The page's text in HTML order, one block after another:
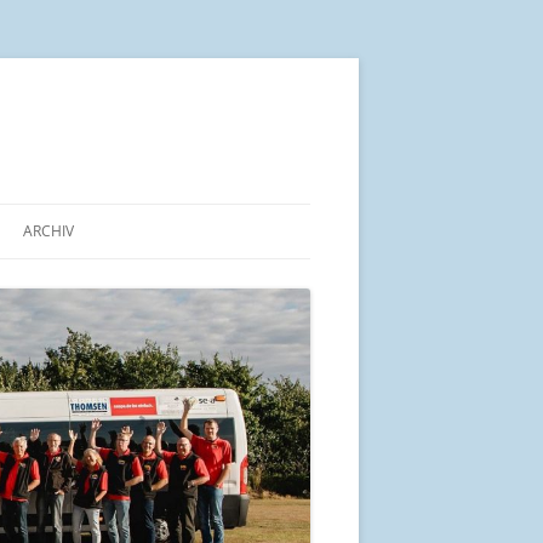
SEINE LAGE
ARCHIV
ARBEITSGEMEINSCHAFT „PRO
BÜRGERBUS SCHLESWIG-
HOLSTEIN“